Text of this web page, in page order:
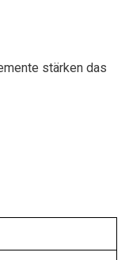
stärken das